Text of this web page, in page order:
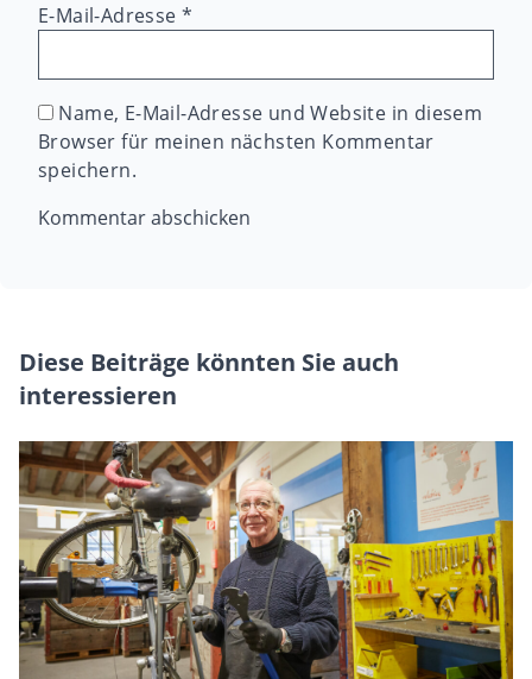
E-Mail-Adresse*
Name, E-Mail-Adresse und Website in diesem
Browser für meinen nächsten Kommentar
speichern.
Diese Beiträge könnten Sie auch
interessieren